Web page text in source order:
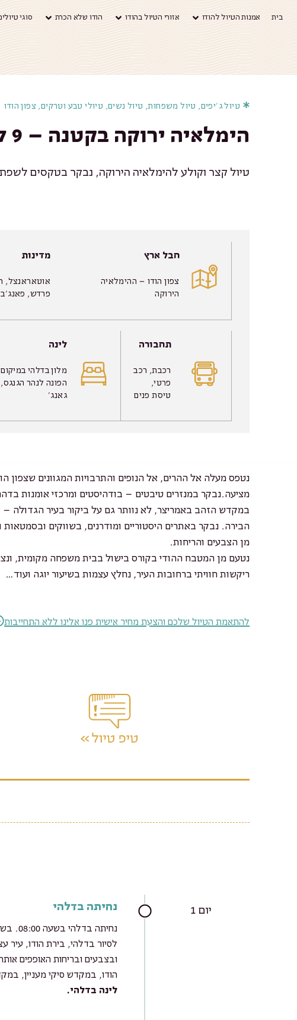
בית אמנות הטיול להודו אזורי הטיול בהודו הודו שלא הכרת סוגי
טיול ג׳יפים, טיול משפחות, טיול נשים, טיולי טבע וטרקים, צפון הודו
הימלאיה ירוקה בקטנה – 9 לילות
טיול קצר וקולע להימלאיה הירוקה, נבקר בטקסים
חבל ארץ
צפון הודו – ההימלאיה
הירוקה
מדינות
אוטאראנצל,
פרדש, פאנג’ב
תחבורה
רכבת, רכב
פרטי,
טיסת פנים
לינה
מלון בדלהי
הפונה לנהר
גאנג׳
נטפס מעלה אל ההרים, אל הנופים והתרבויות המגוונים שצפון
מציעה.נבקר במנזרים טיבטים – בודהיסטים ומרכזי אומנות
במקדש הזהב באמריצר, לא נוותר גם על ביקור בעיר הגדולה –
הבירה. נבקר באתרים היסטוריים ומודרנים, בשווקים ובסמטאות
מן הצבעים והריחות.
נטעם מן המטבח ההודי בקורס בישול בבית משפחה מקומית,
ריקשות חוויתי ברחובות העיר, נחלץ עצמות בשיעור יוגה ועוד…
להתאמת הטיול שלכם והצעת מחיר אישית פנו אלינו ללא התחייבות
יום 1 נחיתה בדלהי
לסיור בדלהי, בירת הודו, עיר
ובצבעים ובריחות האופפים
הודו, במקדש סיקי מעניין,
לינה בדלהי.